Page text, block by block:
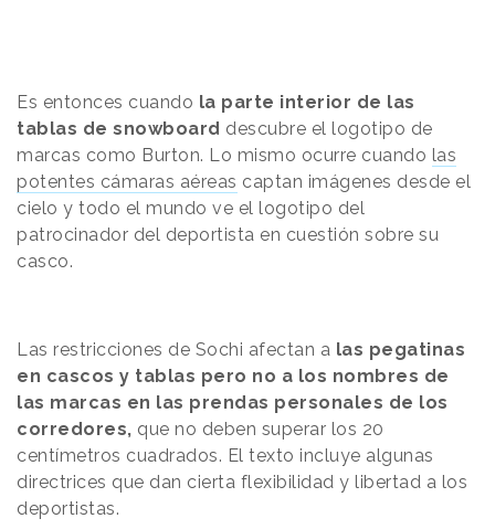
Es entonces cuando la parte interior de las
tablas de snowboard descubre el logotipo de
marcas como Burton. Lo mismo ocurre cuando las
potentes cámaras aéreas captan imágenes desde el
cielo y todo el mundo ve el logotipo del
patrocinador del deportista en cuestión sobre su
casco.
Las restricciones de Sochi afectan a las pegatinas
en cascos y tablas pero no a los nombres de
las marcas en las prendas personales de los
corredores, que no deben superar los 20
centímetros cuadrados. El texto incluye algunas
directrices que dan cierta flexibilidad y libertad a los
deportistas.